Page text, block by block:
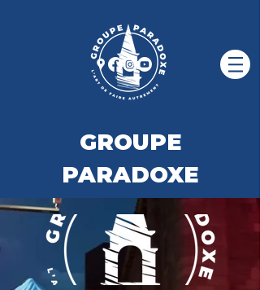
GROUPE
PARADOXE